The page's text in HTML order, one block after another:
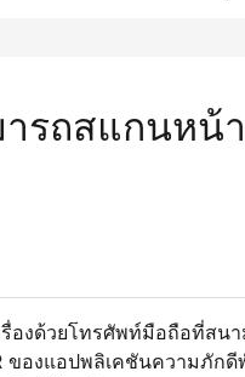
รถสแกนหน้
งด้วยโทรศัพท์มือถือที่สน
องแอปพลิเคชันความภัก